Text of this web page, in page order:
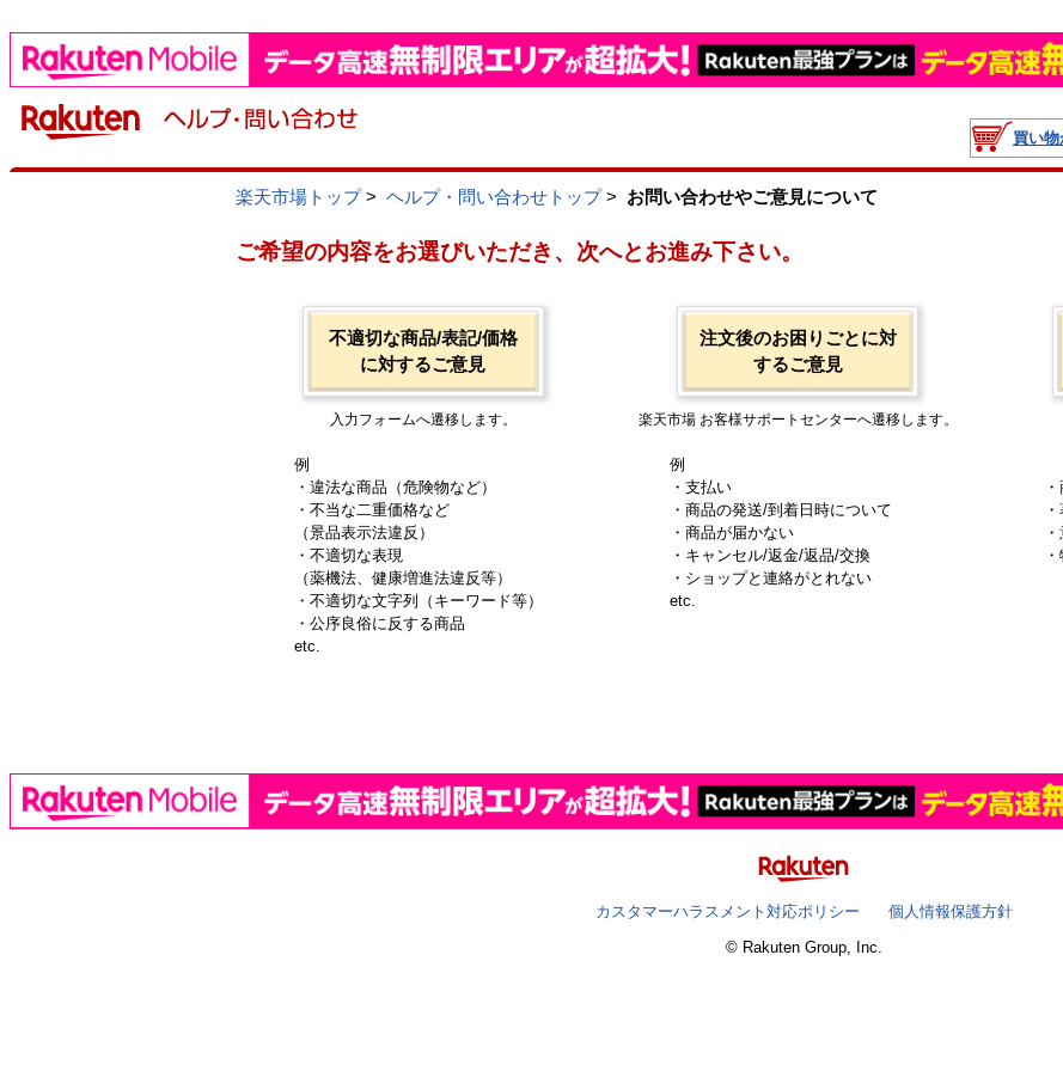
買い
楽天市場トップ> ヘルプ・問い合わせトップ> お問い合わせやご意見について
ご希望の内容をお選びいただき、次へとお進み下さい。
不適切な商品/表記/価格
に対するご意見
入力フォームへ遷移します。
例
・違法な商品（危険物など）
・不当な二重価格など
（景品表示法違反）
・不適切な表現
（薬機法、健康増進法違反等）
・不適切な文字列（キーワード等）
・公序良俗に反する商品
etc.
注文後のお困りごとに対
するご意見
楽天市場 お客様サポートセンターへ遷移します。
例
・支払い
・商品の発送/到着日時について
・商品が届かない
・キャンセル/返金/返品/交換
・ショップと連絡がとれない
etc.
カスタマーハラスメント対応ポリシー
個人情報保護方針
© Rakuten Group, Inc.